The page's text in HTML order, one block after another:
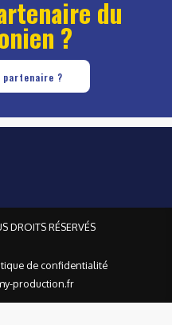
du
?
partenaire ?
DROITS RÉSERVÉS
de confidentialité
production.fr